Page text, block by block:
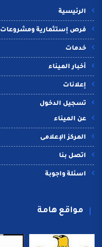
الرئيسية
فرص إستثمارية ومشروعات
خدمات
أخبار الميناء
إعلانات
تسجيل الدخول
عن الميناء
المركز الإعلامى
اتصل بنا
اسئلة واجوبة
مواقع هامة